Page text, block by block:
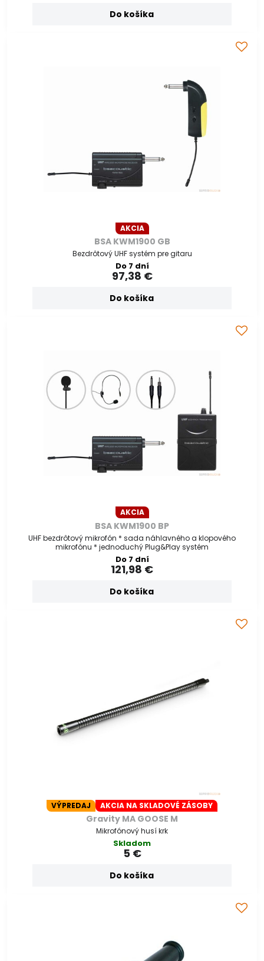
Do košíka
AKCIA
BSA KWM1900 GB
Bezdrôtový UHF systém pre gitaru
Do 7 dní
97,38 €
Do košíka
AKCIA
BSA KWM1900 BP
UHF bezdrôtový mikrofón * sada náhlavného a klopového
mikrofónu * jednoduchý Plug&Play systém
Do 7 dní
121,98 €
Do košíka
VÝPREDAJ AKCIA NA SKLADOVÉ ZÁSOBY
Gravity MA GOOSE M
Mikrofónový husí krk
Skladom
5 €
Do košíka